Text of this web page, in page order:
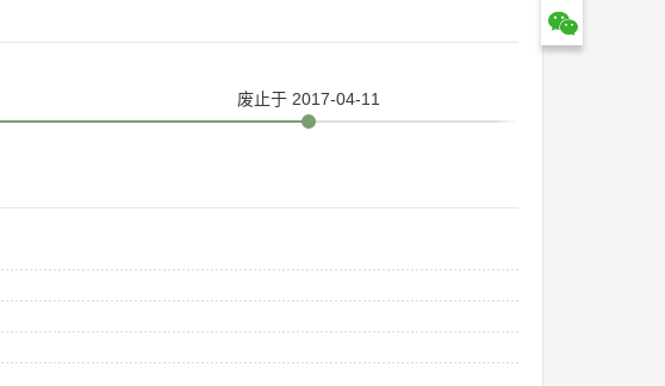
废止于 2017-04-11